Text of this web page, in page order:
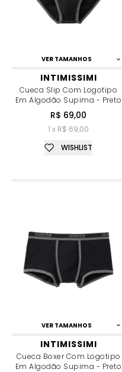
VER TAMANHOS
INTIMISSIMI
Cueca Slip Com Logotipo
Em Algodão Supima - Preto
R$ 69,00
1 x R$ 69,00
WISHLIST
VER TAMANHOS
INTIMISSIMI
Cueca Boxer Com Logotipo
Em Algodão Supima - Preto